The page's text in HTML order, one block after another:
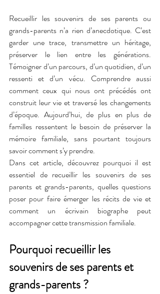
Recueillir les souvenirs de ses parents ou
grands-parents n’a rien d’anecdotique. C’est
garder une trace, transmettre un héritage,
préserver le lien entre les générations.
Témoigner d’un parcours, d’un quotidien, d’un
ressenti et d’un vécu. Comprendre aussi
comment ceux qui nous ont précédés ont
construit leur vie et traversé les changements
d’époque. Aujourd’hui, de plus en plus de
familles ressentent le besoin de préserver la
mémoire familiale, sans pourtant toujours
savoir comment s’y prendre.
Dans cet article, découvrez pourquoi il est
essentiel de recueillir les souvenirs de ses
parents et grands-parents, quelles questions
poser pour faire émerger les récits de vie et
comment un écrivain biographe peut
accompagner cette transmission familiale.
Pourquoi recueillir les
souvenirs de ses parents et
grands-parents ?